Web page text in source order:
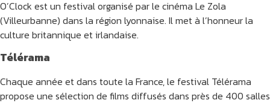
O’Clock est un festival organisé par le cinéma Le Zola
(Villeurbanne) dans la région lyonnaise. Il met à l’honneur la
culture britannique et irlandaise.
Télérama
Chaque année et dans toute la France, le festival Télérama
propose une sélection de films diffusés dans près de 400 salles